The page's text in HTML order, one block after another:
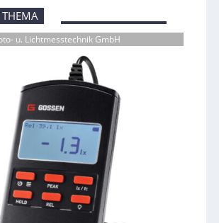
u. Lichtmesstechnik GmbH